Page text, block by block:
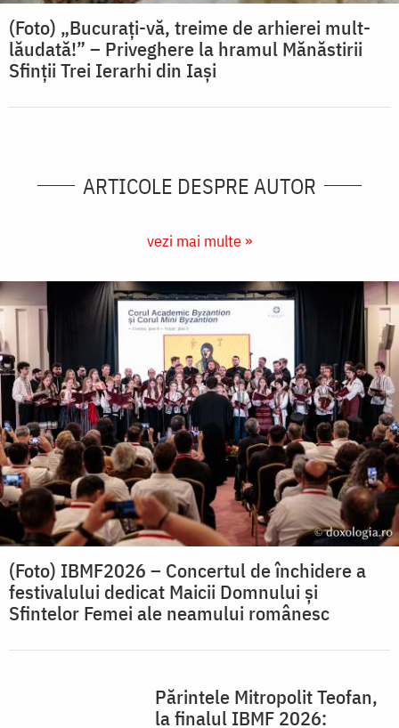
(Foto) „Bucurați-vă, treime de arhierei mult-
lăudată!” – Priveghere la hramul Mănăstirii
Sfinții Trei Ierarhi din Iași
ARTICOLE DESPRE AUTOR
vezi mai multe »
(Foto) IBMF2026 – Concertul de închidere a
festivalului dedicat Maicii Domnului și
Sfintelor Femei ale neamului românesc
Părintele Mitropolit Teofan,
la finalul IBMF 2026: